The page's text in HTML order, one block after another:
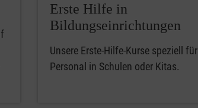
Erste Hilfe in
Bildungseinrichtungen
Unsere Erste-Hilfe-Kurse speziell für
Personal in Schulen oder Kitas.